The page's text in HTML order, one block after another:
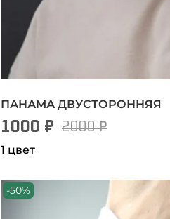
ПАНАМА ДВУСТОРОННЯЯ
1000 ₽ 2000 ₽
1 цвет
-50%